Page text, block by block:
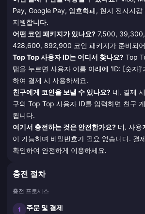
Pay, Google Pay, 암호화폐, 현지 전자지갑
지원합니다.
어떤 코인 패키지가 있나요? 7,500,
428,600, 892,900 코인 패키지가 준비되
Top Top 사용자 ID는 어디서 찾나요? Top
탭을 누르면 사용자 이름 아래에 'ID: [숫자]'
하여 결제 시 사용하세요.
친구에게 코인을 보낼 수 있나요? 네. 결제
구의 Top Top 사용자 ID를 입력하면 친구
됩니다.
여기서 충전하는 것은 안전한가요? 네. 사용
이 가능하며 비밀번호가 필요 없습니다. 결
확인하여 안전하게 이용하세요.
충전 절차
충전 프로세스
1 주문 및 결제